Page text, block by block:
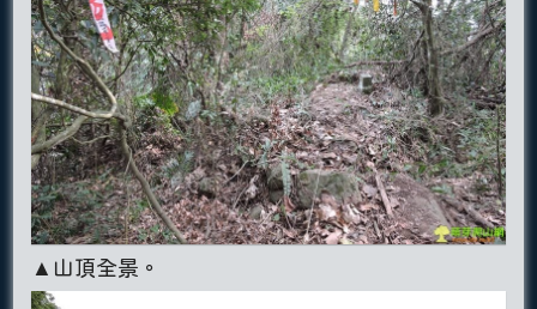
▲山頂全景。